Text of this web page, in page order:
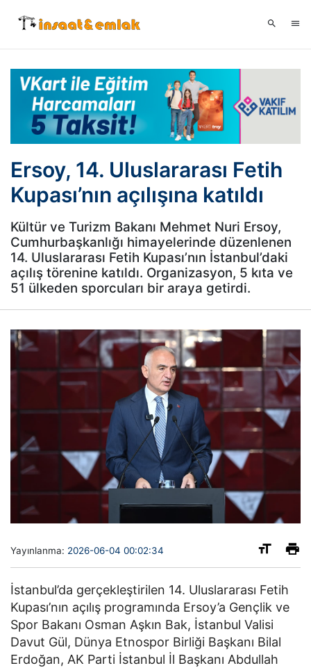
Ersoy, 14. Uluslararası Fetih
Kupası’nın açılışına katıldı
Kültür ve Turizm Bakanı Mehmet Nuri Ersoy,
Cumhurbaşkanlığı himayelerinde düzenlenen
14. Uluslararası Fetih Kupası’nın İstanbul’daki
açılış törenine katıldı. Organizasyon, 5 kıta ve
51 ülkeden sporcuları bir araya getirdi.
Yayınlanma: 2026-06-04 00:02:34
İstanbul’da gerçekleştirilen 14. Uluslararası Fetih
Kupası’nın açılış programında Ersoy’a Gençlik ve
Spor Bakanı Osman Aşkın Bak, İstanbul Valisi
Davut Gül, Dünya Etnospor Birliği Başkanı Bilal
Erdoğan, AK Parti İstanbul İl Başkanı Abdullah